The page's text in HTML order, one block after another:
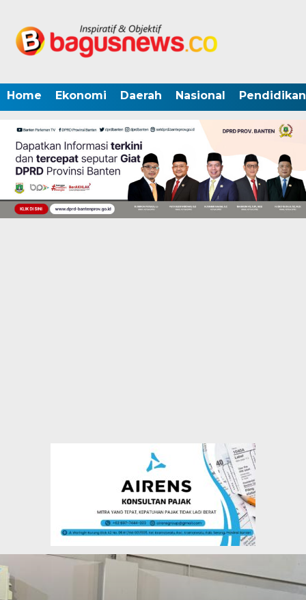
Home Ekonomi Daerah Nasional Pendidikan